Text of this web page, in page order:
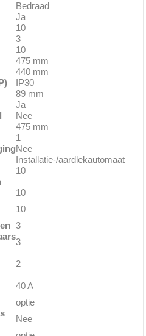
Bedraad
Ja
10
3
10
475 mm
440 mm
IP30
89 mm
Ja
Nee
475 mm
1
Nee
Installatie-/aardlekautomaat
10
10
10
3
3
2
40 A
optie
Nee